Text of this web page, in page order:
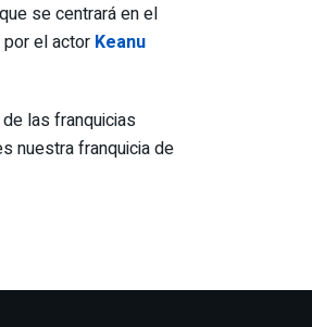
se centrará en el
el actor Keanu
las franquicias
nuestra franquicia de